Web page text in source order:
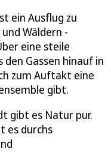
ein Ausflug zu
Wäldern -
eine steile
Gassen hinauf in
zum Auftakt eine
gibt.
gibt es Natur pur.
es durchs